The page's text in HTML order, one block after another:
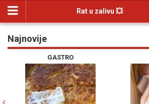
Rat u zalivu 💥
Najnovije
GASTRO